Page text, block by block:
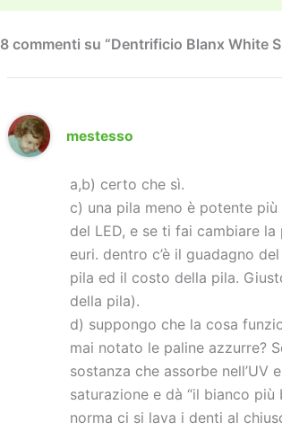
o
k
n
k
8 commenti su “Dentrificio Blanx White
mestesso
a,b) certo che sì.
c) una pila meno è potente
del LED, e se ti fai cambiare
euri. dentro c’è il guadagno
pila ed il costo della pila.
della pila).
d) suppongo che la cosa
mai notato le paline azzurre?
sostanza che assorbe nell’UV
saturazione e dà “il bianco più
norma ci si lava i denti al